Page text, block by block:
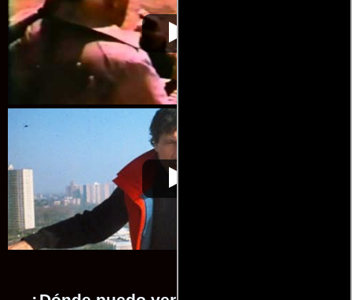
Remo Williams, sin
armas pero mortífero
Video de la película Remo
Williams, sin armas pero mortífero
Remo Williams, sin
armas pero mortífero
Video de la película Remo
Williams, sin armas pero mortífero